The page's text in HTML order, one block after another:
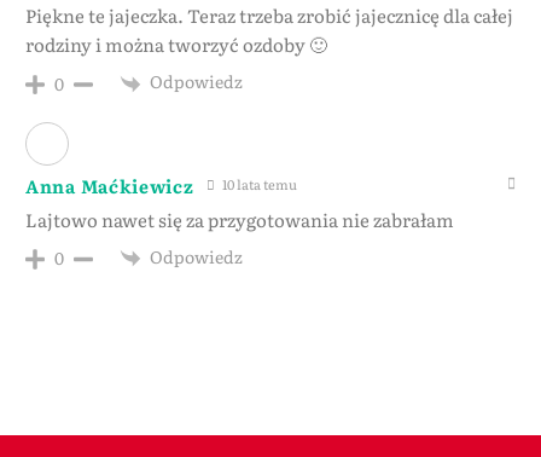
Piękne te jajeczka. Teraz trzeba zrobić jajecznicę dla całej
rodziny i można tworzyć ozdoby 🙂
0 Odpowiedz
Anna Maćkiewicz 10 lata temu
Lajtowo nawet się za przygotowania nie zabrałam
0 Odpowiedz